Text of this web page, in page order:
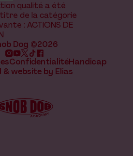
qualité a été
de la catégorie
: ACTIONS DE
Dog ©2026
ConfidentialitéHandicap
& website by Elias